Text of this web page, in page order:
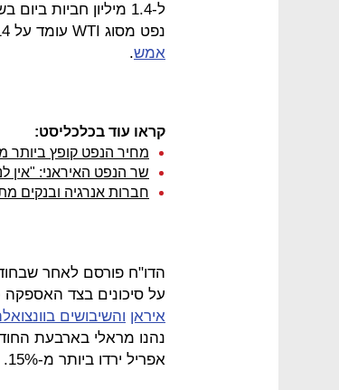
ל-1.4 מיליון חביות ביום בשנה הבאה. בעקבות כך
נפט מסוג WTI עומד על 51.14 דולר, ירידה של 0.3%, זאת לאחר
אמש.
קראו עוד בכלכליסט:
מחיר הנפט קופץ ביותר מ-3% לאחר הפגיעה במכלית נורבגית במפרץ
שר הנפט האיראני: "אין
חברות אנרגיה ובנקים
הדו"ח פורסם לאחר
על סיכונים בצד האספקה
איראן והשיבושים
אפריל ירדו ביותר מ-15%.